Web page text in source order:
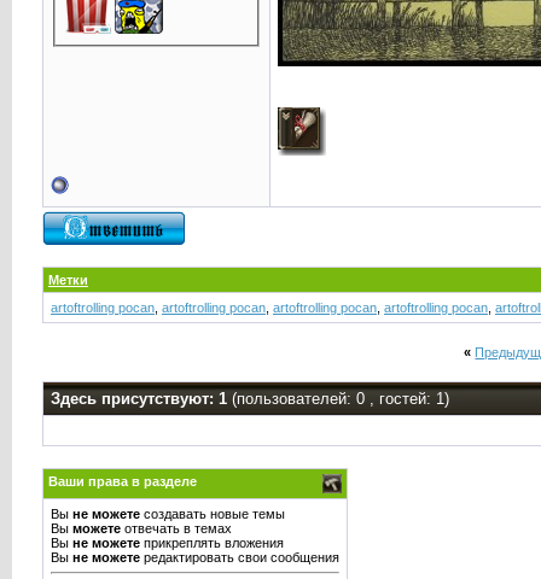
Метки
artoftrolling pocan, artoftrolling pocan, artoftrolling pocan, artoftrolling pocan,
«
Здесь присутствуют: 1 (пользователей: 0 , гостей: 1)
Ваши права в разделе
Вы не можетесоздавать новые темы
Вы можетеотвечать в темах
Вы не можетеприкреплять вложения
Вы не можетередактировать свои сообщения